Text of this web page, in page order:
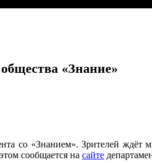
«Знание»
со «Знанием». Зрителей ждёт
сообщается на сайте